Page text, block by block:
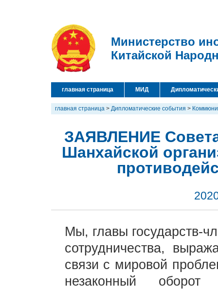
Министерство
Китайской
главная страница МИД
главная страница > Дипломатические события >
ЗАЯВЛЕНИЕ Совета
Шанхайской
Мы, главы государств-
сотрудничества,
связи с мировой
незаконный